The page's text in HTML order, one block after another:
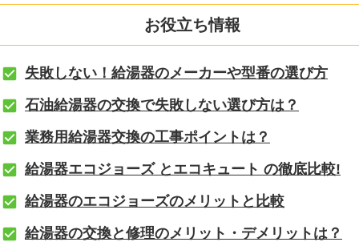
お役立ち情報
失敗しない！給湯器のメーカーや型番の選び方
石油給湯器の交換で失敗しない選び方は？
業務用給湯器交換の工事ポイントは？
給湯器エコジョーズ とエコキュート の徹底比較!
給湯器のエコジョーズのメリットと比較
給湯器の交換と修理のメリット・デメリットは？